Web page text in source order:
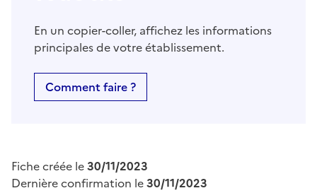
En un copier-coller, affichez les informations
principales de votre établissement.
Comment faire ?
Fiche créée le30/11/2023
Dernière confirmation le30/11/2023